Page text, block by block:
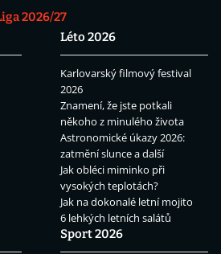
2026/27
Léto 2026
Karlovarský filmový festival
2026
Znamení, že jste potkali
někoho z minulého života
Astronomické úkazy 2026:
zatmění slunce a další
Jak obléci miminko při
vysokých teplotách?
Jak na dokonalé letní mojito
6 lehkých letních salátů
Sport 2026